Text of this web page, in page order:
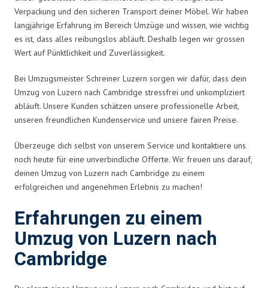
Verpackung und den sicheren Transport deiner Möbel. Wir haben
langjährige Erfahrung im Bereich Umzüge und wissen, wie wichtig
es ist, dass alles reibungslos abläuft. Deshalb legen wir grossen
Wert auf Pünktlichkeit und Zuverlässigkeit.
Bei Umzugsmeister Schreiner Luzern sorgen wir dafür, dass dein
Umzug von Luzern nach Cambridge stressfrei und unkompliziert
abläuft. Unsere Kunden schätzen unsere professionelle Arbeit,
unseren freundlichen Kundenservice und unsere fairen Preise.
Überzeuge dich selbst von unserem Service und kontaktiere uns
noch heute für eine unverbindliche Offerte. Wir freuen uns darauf,
deinen Umzug von Luzern nach Cambridge zu einem
erfolgreichen und angenehmen Erlebnis zu machen!
Erfahrungen zu einem
Umzug von Luzern nach
Cambridge